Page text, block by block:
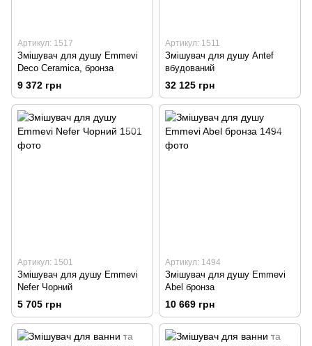
Артикул: 1517
Змішувач для душу Emmevi
Deco Ceramica, бронза
9 372 грн
Артикул: 1511
Змішувач для душу Antef
вбудований
32 125 грн
Артикул: 1501
Змішувач для душу Emmevi
Nefer Чорний
5 705 грн
Артикул: 1494
Змішувач для душу Emmevi
Abel бронза
10 669 грн